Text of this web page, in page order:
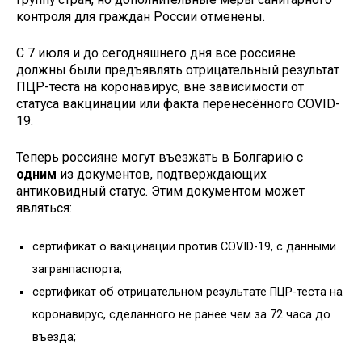
контроля для граждан России отменены.
С 7 июля и до сегодняшнего дня все россияне
должны были предъявлять отрицательный результат
ПЦР-теста на коронавирус, вне зависимости от
статуса вакцинации или факта перенесённого COVID-
19.
Теперь россияне могут въезжать в Болгарию с
одним из документов, подтверждающих
антиковидный статус. Этим документом может
являться:
сертификат о вакцинации против COVID-19, с данными
загранпаспорта;
сертификат об отрицательном результате ПЦР-теста на
коронавирус, сделанного не ранее чем за 72 часа до
въезда;